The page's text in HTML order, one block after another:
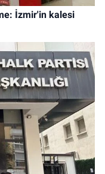
İzmir'in kalesi